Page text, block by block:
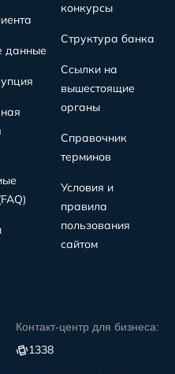
данные
конкурсы
Структура банка
Ссылки на
вышестоящие
органы
Справочник
терминов
Условия и
правила
пользования
сайтом
Контакт-центр для бизнеса:
1338